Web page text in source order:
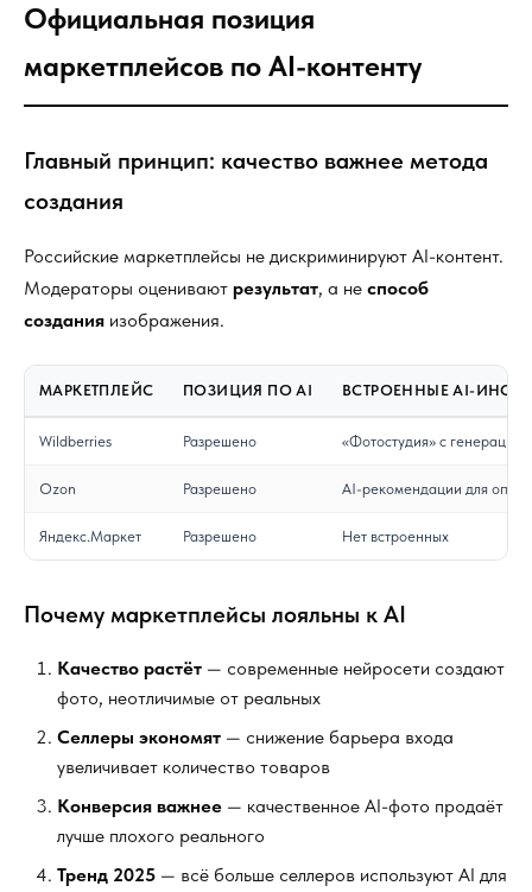
Официальная позиция
маркетплейсов по AI-контенту
Главный принцип: качество важнее метода
создания
Российские маркетплейсы не дискриминируют AI-контент.
Модераторы оценивают результат, а не способ
создания изображения.
МАРКЕТПЛЕЙС ПОЗИЦИЯ ПО AI ВСТРОЕННЫЕ AI-
Wildberries Разрешено «Фотостудия» с
Ozon Разрешено AI-рекомендации для
Яндекс.Маркет Разрешено Нет встроенных
Почему маркетплейсы лояльны к AI
Качество растёт — современные нейросети создают
фото, неотличимые от реальных
Селлеры экономят — снижение барьера входа
увеличивает количество товаров
Конверсия важнее — качественное AI-фото продаёт
лучше плохого реального
Тренд 2025 — всё больше селлеров используют AI для